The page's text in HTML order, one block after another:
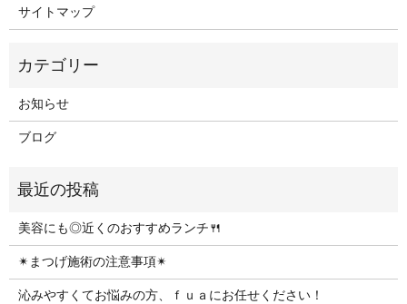
サイトマップ
お知らせ
ブログ
美容にも◎近くのおすすめランチ🍴
✴︎まつげ施術の注意事項✴︎
沁みやすくてお悩みの方、ｆｕａにお任せください！